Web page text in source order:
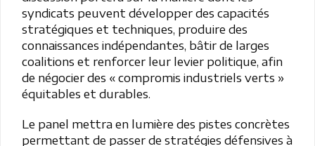
syndicats peuvent développer des capacités
stratégiques et techniques, produire des
connaissances indépendantes, bâtir de larges
coalitions et renforcer leur levier politique, afin
de négocier des « compromis industriels verts »
équitables et durables.
Le panel mettra en lumière des pistes concrètes
permettant de passer de stratégies défensives à